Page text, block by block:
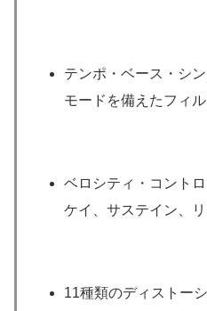
テンポ・ベース・シ
モードを備えたフィ
ベロシティ・コント
ケイ、サステイン、
11種類のディストー